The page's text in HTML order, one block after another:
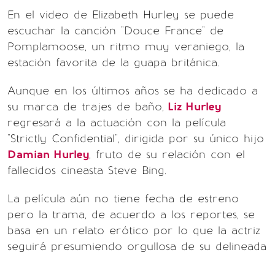
En el video de Elizabeth Hurley se puede
escuchar la canción "Douce France" de
Pomplamoose, un ritmo muy veraniego, la
estación favorita de la guapa británica.
Aunque en los últimos años se ha dedicado a
su marca de trajes de baño, Liz Hurley
regresará a la actuación con la película
"Strictly Confidential", dirigida por su único hijo
Damian Hurley, fruto de su relación con el
fallecidos cineasta Steve Bing.
La película aún no tiene fecha de estreno
pero la trama, de acuerdo a los reportes, se
basa en un relato erótico por lo que la actriz
seguirá presumiendo orgullosa de su delineada